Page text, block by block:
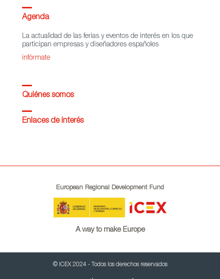
Agenda
La actualidad de las ferias y eventos de interés en los que
participan empresas y diseñadores españoles
infórmate
Quiénes somos
Enlaces de interés
European Regional Development Fund
A way to make Europe
© ICEX 2024 - Todos los derechos reservados